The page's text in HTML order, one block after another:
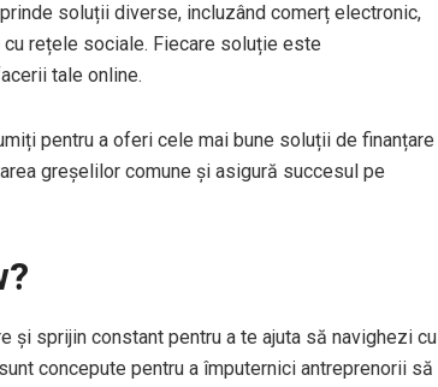
soluții diverse, incluzând comerț electronic,
rețele sociale. Fiecare soluție este
tale online.
pentru a oferi cele mai bune soluții de finanțare
greșelilor comune și asigură succesul pe
și sprijin constant pentru a te ajuta să navighezi cu
concepute pentru a împuternici antreprenorii să